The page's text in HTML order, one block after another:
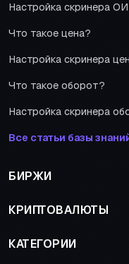
Настройка скринера ОИ
Что такое цена?
Настройка скринера
Что такое оборот?
Настройка скринера
Все статьи базы
БИРЖИ
КРИПТОВАЛЮТЫ
КАТЕГОРИИ